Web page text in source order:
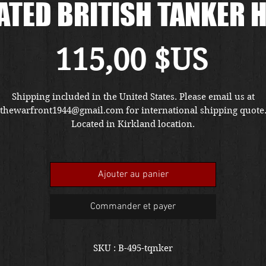
BRITISH TANKER
115,00 $USPrix
Shipping included in the United States. Please email us at
thewarfront1944@gmail.com for international shipping quote.
Located in Kirkland location.
Ajouter au panier
Commander et payer
SKU : B-495-tqnker